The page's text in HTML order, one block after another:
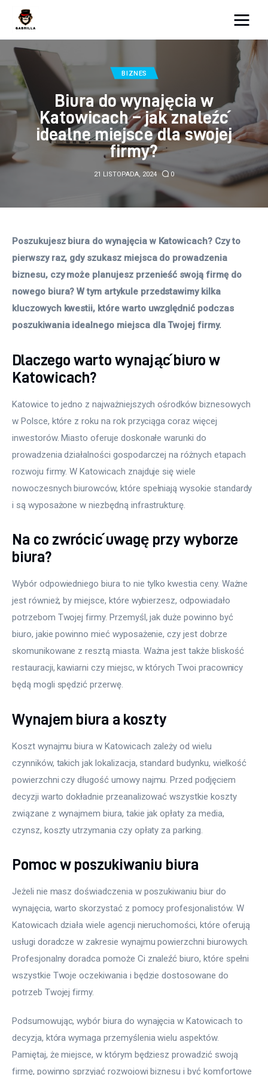
Lifestyle
Kunchnia i kulinaria
Zdrowie
BIZNES
Biura do wynajęcia w
Katowicach – jak znaleźć
idealne miejsce dla swojej
firmy?
21 LISTOPADA, 2024 0
Poszukujesz biura do wynajęcia w Katowicach? Czy to
pierwszy raz, gdy szukasz miejsca do prowadzenia
biznesu, czy może planujesz przenieść swoją firmę do
nowego biura? W tym artykule przedstawimy kilka
kluczowych kwestii, które warto uwzględnić podczas
poszukiwania idealnego miejsca dla Twojej firmy.
Dlaczego warto wynająć biuro w
Katowicach?
Katowice to jedno z najważniejszych ośrodków biznesowych
w Polsce, które z roku na rok przyciąga coraz więcej
inwestorów. Miasto oferuje doskonałe warunki do
prowadzenia działalności gospodarczej na różnych etapach
rozwoju firmy. W Katowicach znajduje się wiele
nowoczesnych biurowców, które spełniają wysokie standardy
i są wyposażone w niezbędną infrastrukturę.
Na co zwrócić uwagę przy wyborze
biura?
Wybór odpowiedniego biura to nie tylko kwestia ceny. Ważne
jest również, by miejsce, które wybierzesz, odpowiadało
potrzebom Twojej firmy. Przemyśl, jak duże powinno być
biuro, jakie powinno mieć wyposażenie, czy jest dobrze
skomunikowane z resztą miasta. Ważna jest także bliskość
restauracji, kawiarni czy miejsc, w których Twoi pracownicy
będą mogli spędzić przerwę.
Wynajem biura a koszty
Koszt wynajmu biura w Katowicach zależy od wielu
czynników, takich jak lokalizacja, standard budynku, wielkość
powierzchni czy długość umowy najmu. Przed podjęciem
decyzji warto dokładnie przeanalizować wszystkie koszty
związane z wynajmem biura, takie jak opłaty za media,
czynsz, koszty utrzymania czy opłaty za parking.
Pomoc w poszukiwaniu biura
Jeżeli nie masz doświadczenia w poszukiwaniu biur do
wynajęcia, warto skorzystać z pomocy profesjonalistów. W
Katowicach działa wiele agencji nieruchomości, które oferują
usługi doradcze w zakresie wynajmu powierzchni biurowych.
Profesjonalny doradca pomoże Ci znaleźć biuro, które spełni
wszystkie Twoje oczekiwania i będzie dostosowane do
potrzeb Twojej firmy.
Podsumowując, wybór biura do wynajęcia w Katowicach to
decyzja, która wymaga przemyślenia wielu aspektów.
Pamiętaj, że miejsce, w którym będziesz prowadzić swoją
firmę, powinno sprzyjać rozwojowi biznesu i być komfortowe